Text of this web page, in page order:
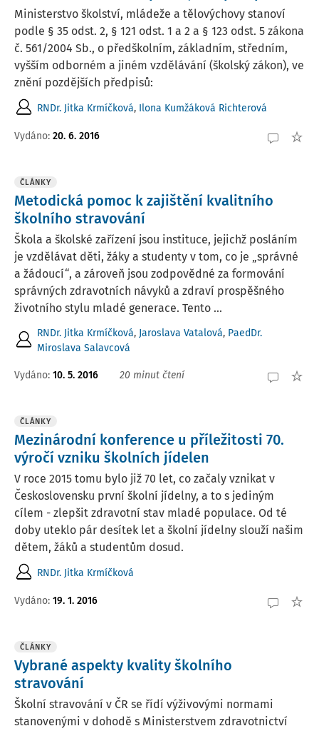
Ministerstvo školství, mládeže a tělovýchovy stanoví
podle § 35 odst. 2, § 121 odst. 1 a 2 a § 123 odst. 5 zákona
č. 561/2004 Sb., o předškolním, základním, středním,
vyšším odborném a jiném vzdělávání (školský zákon), ve
znění pozdějších předpisů:
RNDr. Jitka Krmíčková, Ilona Kumžáková Richterová
Vydáno: 20. 6. 2016
ČLÁNKY
Metodická pomoc k zajištění kvalitního
školního stravování
Škola a školské zařízení jsou instituce, jejichž posláním
je vzdělávat děti, žáky a studenty v tom, co je „správné
a žádoucí“, a zároveň jsou zodpovědné za formování
správných zdravotních návyků a zdraví prospěšného
životního stylu mladé generace. Tento ...
RNDr. Jitka Krmíčková, Jaroslava Vatalová, PaedDr.
Miroslava Salavcová
Vydáno: 10. 5. 2016 20 minut čtení
ČLÁNKY
Mezinárodní konference u příležitosti 70.
výročí vzniku školních jídelen
V roce 2015 tomu bylo již 70 let, co začaly vznikat v
Československu první školní jídelny, a to s jediným
cílem - zlepšit zdravotní stav mladé populace. Od té
doby uteklo pár desítek let a školní jídelny slouží našim
dětem, žáků a studentům dosud.
RNDr. Jitka Krmíčková
Vydáno: 19. 1. 2016
ČLÁNKY
Vybrané aspekty kvality školního
stravování
Školní stravování v ČR se řídí výživovými normami
stanovenými v dohodě s Ministerstvem zdravotnictví